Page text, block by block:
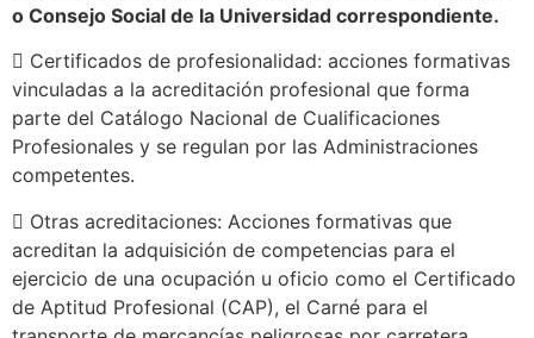
o Consejo Social de la Universidad correspondiente.
 Certificados de profesionalidad: acciones formativas
vinculadas a la acreditación profesional que forma
parte del Catálogo Nacional de Cualificaciones
Profesionales y se regulan por las Administraciones
competentes.
 Otras acreditaciones: Acciones formativas que
acreditan la adquisición de competencias para el
ejercicio de una ocupación u oficio como el Certificado
de Aptitud Profesional (CAP), el Carné para el